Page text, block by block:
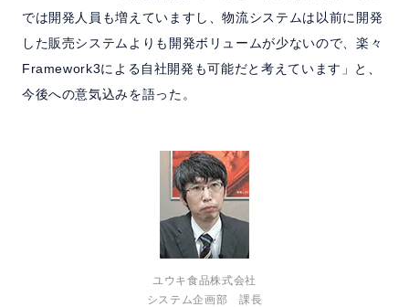
では開発人員も増えていますし、物流システムは以前に開発
した販売システムよりも開発ボリュームが少ないので、楽々
Framework3による自社開発も可能だと考えています」と、
今後への意気込みを語った。
ユウキ食品株式会社
システム企画部 課長